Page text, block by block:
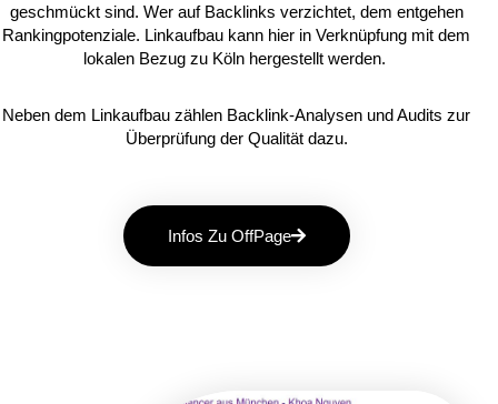
geschmückt sind. Wer auf Backlinks verzichtet, dem entgehen
Rankingpotenziale. Linkaufbau kann hier in Verknüpfung mit dem
lokalen Bezug zu Köln hergestellt werden.
Neben dem Linkaufbau zählen Backlink-Analysen und Audits zur
Überprüfung der Qualität dazu.
Infos Zu OffPage